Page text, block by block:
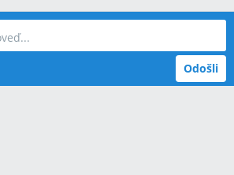
Odošli